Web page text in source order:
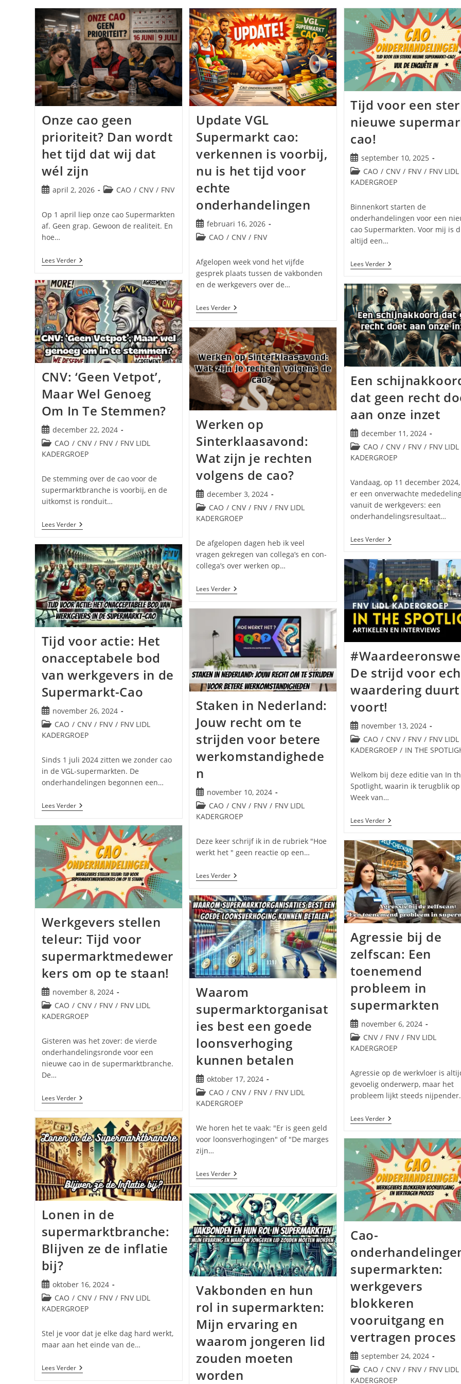
Onze cao geen
prioriteit? Dan wordt
het tijd dat wij dat
wél zijn
Bericht
op:
april 2, 2026 Berichtcategorie:
CAO / CNV / FNV
Op 1 april liep onze cao Supermarkten
af. Geen grap. Gewoon de realiteit. En
hoe…
Lees VerderOnze
Cao
Prioriteit?
Dan
Wordt
Het
Tijd
Dat
Wij
Dat
Wél
Zijn
Update VGL
Supermarkt cao:
verkennen is voorbij,
nu is het tijd voor
echte
onderhandelingen
Bericht
gepubliceerd
februari 16, 2026
Berichtcategorie:
CAO / CNV / FNV
Afgelopen week vond het vijfde
gesprek plaats tussen de vakbonden
en de werkgevers over de…
Lees VerderUpdate
VGL
Cao:
Verkennen
Is
Voorbij,
Nu
Is
Het
Tijd
Voor
Echte
Tijd voor een
nieuwe
cao!
Bericht
gepubliceerd
op:
september 10, 2025
Berichtcategorie:
CAO / CNV / FNV / FNV LIDL
KADERGROEP
Binnenkort starten de
onderhandelingen voor een
cao Supermarkten. Voor mij is
altijd een…
Lees VerderTijd
Voor
Sterke
Nieuwe
Supermarkt-
Cao!
CNV: ‘Geen Vetpot’,
Maar Wel Genoeg
Om In Te Stemmen?
Bericht
gepubliceerd
op:
december 22, 2024
Berichtcategorie:
CAO / CNV / FNV / FNV LIDL
KADERGROEP
De stemming over de cao voor de
supermarktbranche is voorbij, en de
uitkomst is ronduit…
Lees VerderCNV:
‘Geen
Maar
Wel
Genoeg
Om
In
Te
Stemmen?
Een
dat geen recht
aan onze inzet
Bericht
gepubliceerd
op:
december 11, 2024
Berichtcategorie:
CAO / CNV / FNV / FNV LIDL
KADERGROEP
Vandaag, op 11 december
er een onverwachte
vanuit de werkgevers: een
onderhandelingsresultaat…
Lees VerderEen
Schijnakkoord
Geen
Recht
Doet
Aan
Onze
Inzet
Werken op
Sinterklaasavond:
Wat zijn je rechten
volgens de cao?
Bericht
gepubliceerd
op:
december 3, 2024
Berichtcategorie:
CAO / CNV / FNV / FNV LIDL
KADERGROEP
De afgelopen dagen heb ik veel
vragen gekregen van collega’s en con-
collega’s over werken op…
Lees VerderWerken
Op
Wat
Zijn
Je
Rechten
Volgens
De
Cao?
Tijd voor actie: Het
onacceptabele bod
van werkgevers in de
Supermarkt-Cao
Bericht
gepubliceerd
op:
november 26, 2024
Berichtcategorie:
CAO / CNV / FNV / FNV LIDL
KADERGROEP
Sinds 1 juli 2024 zitten we zonder cao
in de VGL-supermarkten. De
onderhandelingen begonnen een…
Lees VerderTijd
Voor
Het
Onacceptabele
Bod
Van
Werkgevers
In
De
Supermarkt-
Cao
De strijd voor
waardering duurt
voort!
Bericht
gepubliceerd
op:
november 13, 2024
Berichtcategorie:
CAO / CNV / FNV / FNV LIDL
KADERGROEP / IN THE
Welkom bij deze editie van In
Spotlight, waarin ik terugblik
Week van…
Lees Verder#Waardeeronswerk:
De
Voor
Echte
Waardering
Duurt
Voort!
Staken in Nederland:
Jouw recht om te
strijden voor betere
werkomstandighede
n
Bericht
gepubliceerd
op:
november 10, 2024
Berichtcategorie:
CAO / CNV / FNV / FNV LIDL
KADERGROEP
Deze keer schrijf ik in de rubriek "Hoe
werkt het " geen reactie op een…
Lees VerderStaken
In
Jouw
Recht
Om
Te
Strijden
Voor
Betere
Werkomstandigheden
Werkgevers stellen
teleur: Tijd voor
supermarktmedewer
kers om op te staan!
Bericht
gepubliceerd
op:
november 8, 2024
Berichtcategorie:
CAO / CNV / FNV / FNV LIDL
KADERGROEP
Gisteren was het zover: de vierde
onderhandelingsronde voor een
nieuwe cao in de supermarktbranche.
De…
Lees VerderWerkgevers
Stellen
Tijd
Voor
Supermarktmedewerkers
Om
Op
Te
Staan!
Agressie bij de
zelfscan: Een
toenemend
probleem in
supermarkten
Bericht
gepubliceerd
op:
november 6, 2024
Berichtcategorie:
CNV / FNV / FNV LIDL
KADERGROEP
Agressie op de werkvloer is
gevoelig onderwerp, maar het
probleem lijkt steeds
Lees VerderAgressie
Bij
Zelfscan:
Een
Toenemend
Probleem
In
Supermarkten
Waarom
supermarktorganisat
ies best een goede
loonsverhoging
kunnen betalen
Bericht
gepubliceerd
op:
oktober 17, 2024
Berichtcategorie:
CAO / CNV / FNV / FNV LIDL
KADERGROEP
We horen het te vaak: "Er is geen geld
voor loonsverhogingen" of "De marges
zijn…
Lees VerderWaarom
Supermarktorganisaties
Een
Goede
Loonsverhoging
Kunnen
Betalen
Lonen in de
supermarktbranche:
Blijven ze de inflatie
bij?
Bericht
gepubliceerd
op:
oktober 16, 2024
Berichtcategorie:
CAO / CNV / FNV / FNV LIDL
KADERGROEP
Stel je voor dat je elke dag hard werkt,
maar aan het einde van de…
Lees VerderLonen
In
Cao-
supermarkten:
werkgevers
blokkeren
vooruitgang en
vertragen proces
Bericht
gepubliceerd
op:
september 24, 2024
Berichtcategorie:
CAO / CNV / FNV / FNV LIDL
KADERGROEP
Vakbonden en hun
rol in supermarkten:
Mijn ervaring en
waarom jongeren lid
zouden moeten
worden